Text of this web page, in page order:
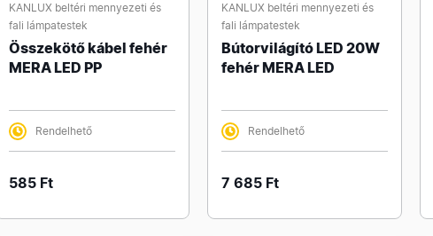
KANLUX beltéri mennyezeti és
fali lámpatestek
Összekötő kábel fehér
MERA LED PP
Rendelhető
585 Ft
KANLUX beltéri mennyezeti és
fali lámpatestek
Bútorvilágító LED 20W
fehér MERA LED
Rendelhető
7 685 Ft